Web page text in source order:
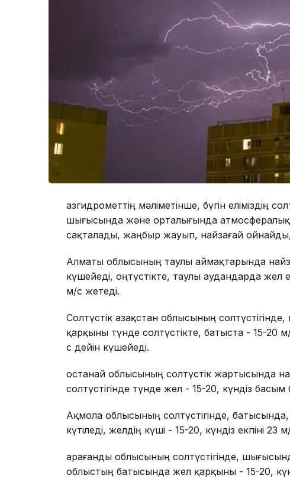
Қазгидрометтің мәліметінше, бүгін еліміздің
шығысында және орталығында
сақталады, жаңбыр жауып, найзағай
Алматы облысының таулы аймақтарында
күшейеді, оңтүстікте, таулы аудандарда
м/с жетеді.
Солтүстік Қазақстан облысының
қарқыны түнде солтүстікте, батыста - 15-20
с дейін күшейеді.
Қостанай облысының солтүстік жартысында
солтүстігінде түнде жел - 15-20, күндіз басым
Ақмола облысының солтүстігінде,
күтіледі, желдің күші - 15-20, күндіз екпіні 23
Қарағанды облысының солтүстігінде,
облыстың батысында жел қарқыны - 15-20,